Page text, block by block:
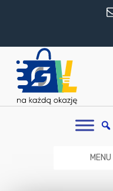
MENU